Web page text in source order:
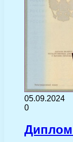
05.09.2024
0